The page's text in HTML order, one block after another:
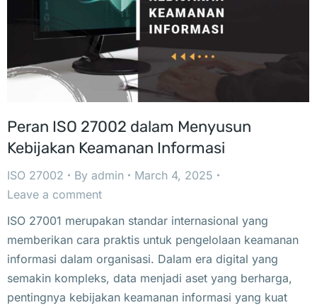
Peran ISO 27002 dalam Menyusun
Kebijakan Keamanan Informasi
ISO 27002 By admin
March 4, 2025
Leave a comment
ISO 27001 merupakan standar internasional yang
memberikan cara praktis untuk pengelolaan keamanan
informasi dalam organisasi. Dalam era digital yang
semakin kompleks, data menjadi aset yang berharga,
pentingnya kebijakan keamanan informasi yang kuat